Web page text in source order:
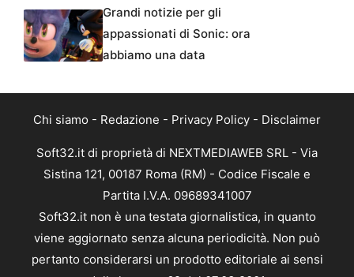
Grandi notizie per gli
appassionati di Sonic: ora
abbiamo una data
Chi siamo - Redazione - Privacy Policy - Disclaimer
Soft32.it di proprietà di NEXTMEDIAWEB SRL - Via
Sistina 121, 00187 Roma (RM) - Codice Fiscale e
Partita I.V.A. 09689341007
Soft32.it non è una testata giornalistica, in quanto
viene aggiornato senza alcuna periodicità. Non può
pertanto considerarsi un prodotto editoriale ai sensi